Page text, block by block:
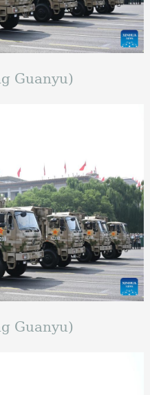
Guanyu)
Guanyu)